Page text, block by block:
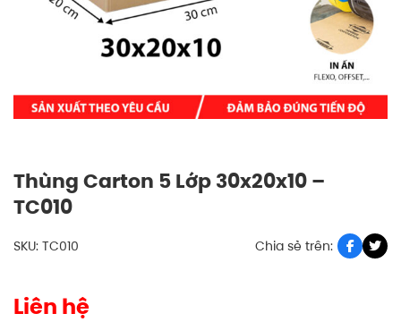
Thùng Carton 5 Lớp 30x20x10 –
TC010
SKU: TC010 Chia sẻ trên:
Liên hệ